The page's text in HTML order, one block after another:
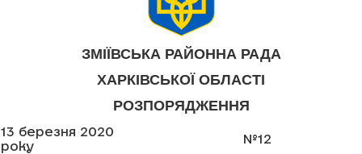
ЗМІЇВСЬКА РАЙОННА РАДА
ХАРКІВСЬКОЇ ОБЛАСТІ
РОЗПОРЯДЖЕННЯ
13 березня 2020
року
№12